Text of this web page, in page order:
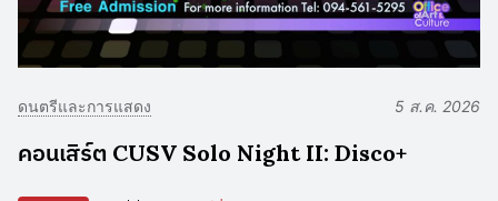
ดนตรีและการแสดง 5 ส.ค. 2026
คอนเสิร์ต CUSV Solo Night II: Disco+